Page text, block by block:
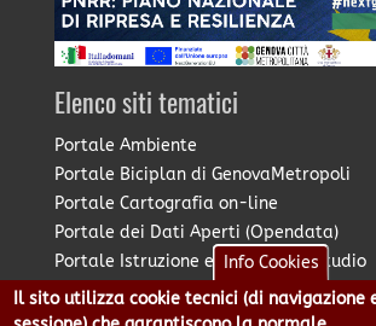
Elenco siti tematici
Portale Ambiente
Portale Biciplan di GenovaMetropoli
Portale Cartografia on-line
Portale dei Dati Aperti (Opendata)
Portale Istruzione e Diritto allo Studio
Portale Marketing Territoriale
Portale Piano Strategico Metropolitano
Info Cookies
Il sito utilizza cookie tecnici (di navigazione